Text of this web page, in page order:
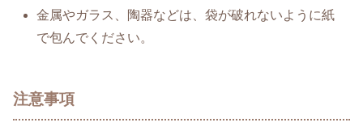
金属やガラス、陶器などは、袋が破れないように紙
で包んでください。
注意事項